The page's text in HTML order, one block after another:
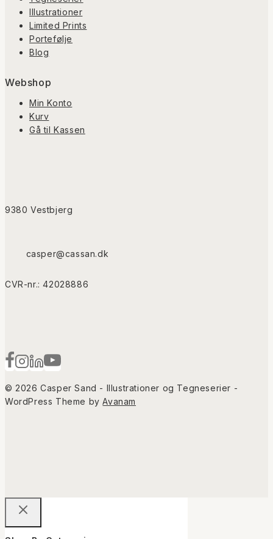
Illustrationer
Limited Prints
Portefølje
Blog
Webshop
Min Konto
Kurv
Gå til Kassen
9380 Vestbjerg
casper@cassan.dk
CVR-nr.: 42028886
© 2026 Casper Sand - Illustrationer og Tegneserier -
WordPress Theme byAvanam